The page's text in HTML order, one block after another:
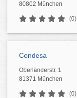
80802 München
(0)
Condesa
Oberländerstr. 1
81371 München
(0)